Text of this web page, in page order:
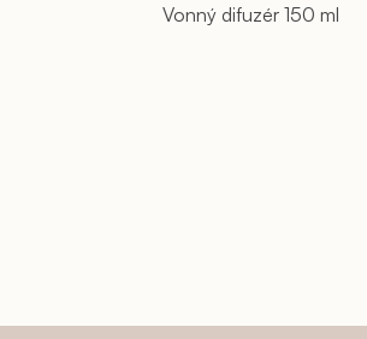
Vonný difuzér 150 ml